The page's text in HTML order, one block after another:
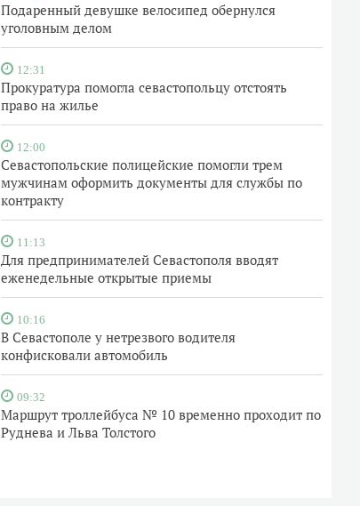
Подаренный девушке велосипед обернулся
уголовным делом
12:31
Прокуратура помогла севастопольцу отстоять
право на жилье
12:00
Севастопольские полицейские помогли трем
мужчинам оформить документы для службы по
контракту
11:13
Для предпринимателей Севастополя вводят
еженедельные открытые приемы
10:16
В Севастополе у нетрезвого водителя
конфисковали автомобиль
09:32
Маршрут троллейбуса № 10 временно проходит по
Руднева и Льва Толстого